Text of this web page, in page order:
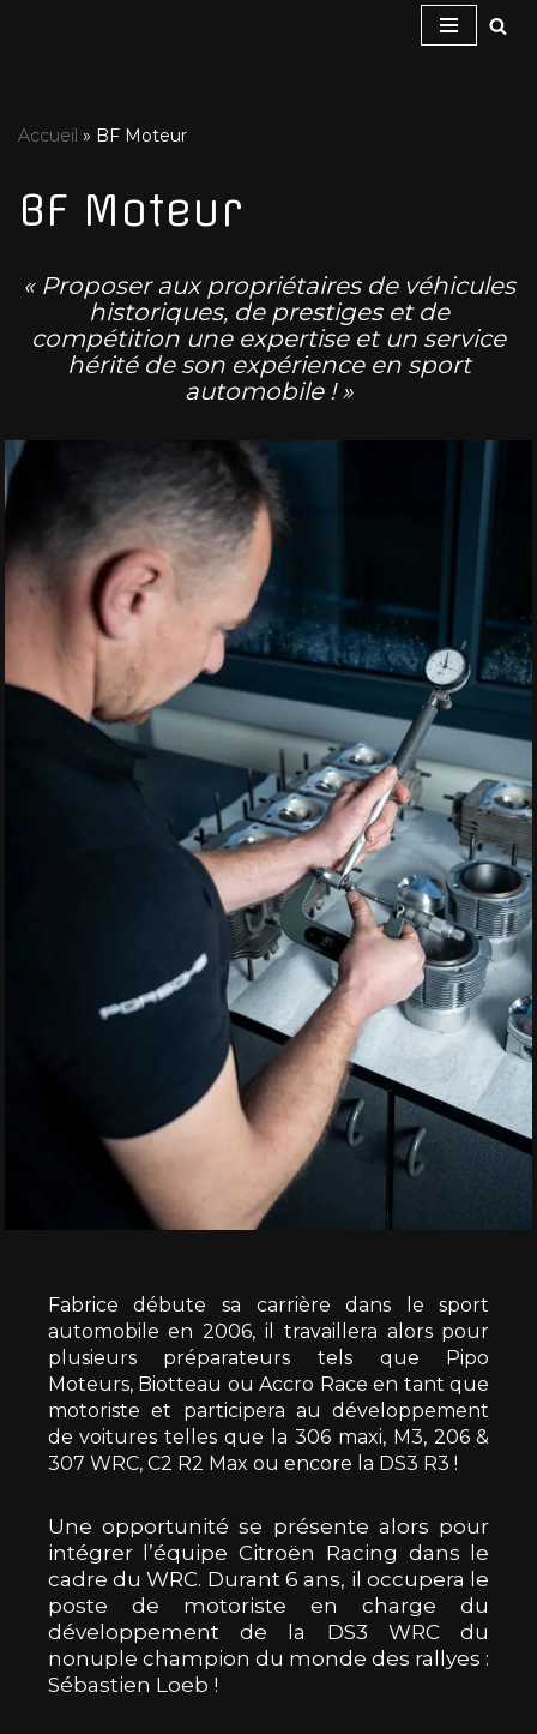
Accueil » BF Moteur
BF Moteur
« Proposer aux propriétaires de véhicules
historiques, de prestiges et de
compétition une expertise et un service
hérité de son expérience en sport
automobile ! »
Fabrice débute sa carrière dans le sport
automobile en 2006, il travaillera alors pour
plusieurs préparateurs tels que Pipo
Moteurs, Biotteau ou Accro Race en tant que
motoriste et participera au développement
de voitures telles que la 306 maxi, M3, 206 &
307 WRC, C2 R2 Max ou encore la DS3 R3 !
Une opportunité se présente alors pour
intégrer l’équipe Citroën Racing dans le
cadre du WRC. Durant 6 ans, il occupera le
poste de motoriste en charge du
développement de la DS3 WRC du
nonuple champion du monde des rallyes :
Sébastien Loeb !